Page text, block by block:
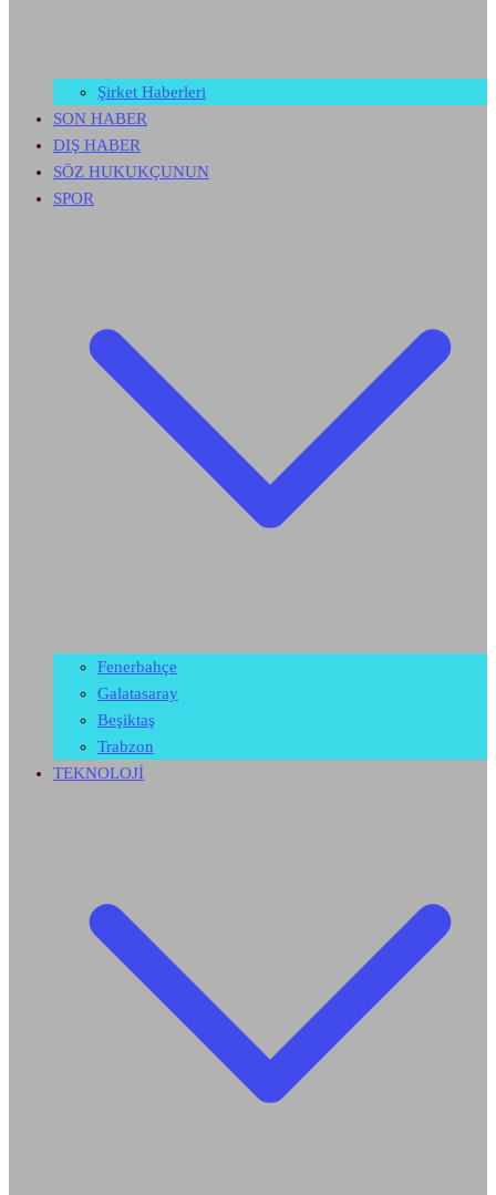
Şirket Haberleri
SON HABER
DIŞ HABER
SÖZ HUKUKÇUNUN
SPOR
Fenerbahçe
Galatasaray
Beşiktaş
Trabzon
TEKNOLOJİ